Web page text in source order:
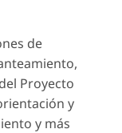
de
Proyecto
y
y más